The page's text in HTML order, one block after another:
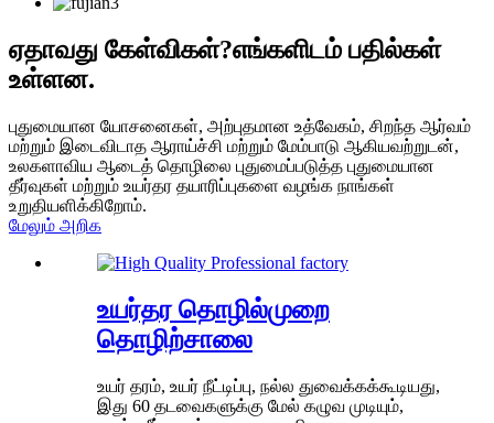
ஏதாவது கேள்விகள்?எங்களிடம் பதில்கள்
உள்ளன.
புதுமையான யோசனைகள், அற்புதமான உத்வேகம், சிறந்த ஆர்வம்
மற்றும் இடைவிடாத ஆராய்ச்சி மற்றும் மேம்பாடு ஆகியவற்றுடன்,
உலகளாவிய ஆடைத் தொழிலை புதுமைப்படுத்த புதுமையான
தீர்வுகள் மற்றும் உயர்தர தயாரிப்புகளை வழங்க நாங்கள்
உறுதியளிக்கிறோம்.
மேலும் அறிக
உயர்தர தொழில்முறை
தொழிற்சாலை
உயர் தரம், உயர் நீட்டிப்பு, நல்ல துவைக்கக்கூடியது,
இது 60 தடவைகளுக்கு மேல் கழுவ முடியும்,